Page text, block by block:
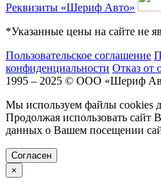
Реквизиты «Шериф Авто»
*Указанные цены на сайте не
Пользовательское соглашение
конфиденциальности Отказ от
1995 – 2025 © ООО «Шериф
Мы используем файлы cookies
Продолжая использовать сайт
данных о Вашем посещении
Cогласен
×